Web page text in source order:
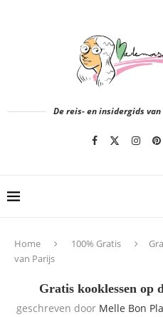
De reis- en insidergids
Home 100% Gratis
van Parijs
Gratis kooklessen op
geschreven door Melle Bon